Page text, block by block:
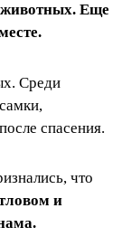
животных. Еще
Среди
спасения.
что
и